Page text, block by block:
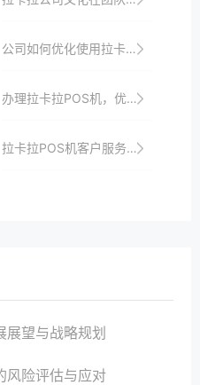
公司如何优化使用拉卡拉 POS 机提高效率
办理拉卡拉POS机，优化您的收款流程
拉卡拉POS机客户服务：全方位守护您的支付安全
展望与战略规划
风险评估与应对